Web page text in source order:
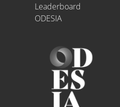
Leaderboard
ODESIA